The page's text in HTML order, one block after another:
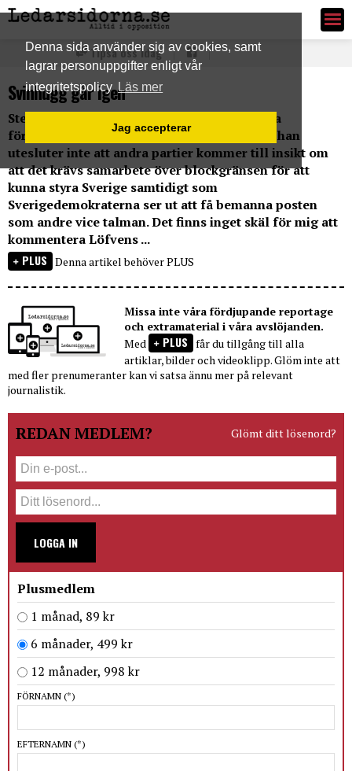
Denna sida använder sig av cookies, samt
lagrar personuppgifter enligt vår
integritetspolicyLäs mer
Jag accepterar
Ledarsidorna.se
Tipsa oss idag
Svinhugg går igen
Stefan Löfven har fått uppdraget att sondera
förutsättningarna för att bilda regering och han
utesluter inte att andra partier kommer till insikt om
att det krävs samarbete över blockgränsen för att
kunna styra Sverige samtidigt som
Sverigedemokraterna ser ut att få bemanna posten
som andre vice talman. Det finns inget skäl för mig att
kommentera Löfvens ...
PLUS Denna artikel behöver PLUS
Missa inte våra fördjupande reportage
och extramaterial i våra avslöjanden.
Med
PLUS får du tillgång till alla
artiklar, bilder och videoklipp. Glöm inte att
med fler prenumeranter kan vi satsa ännu mer på relevant
journalistik.
REDAN MEDLEM? Glömt ditt lösenord?
LOGGA IN
Plusmedlem
1 månad, 89 kr
6 månader, 499 kr
12 månader, 998 kr
FÖRNAMN (*)
EFTERNAMN (*)